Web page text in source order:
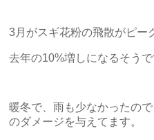
3月がスギ花粉の飛散がピー
去年の10%増しになるそうで
暖冬で、雨も少なかったの
のダメージを与えてます。